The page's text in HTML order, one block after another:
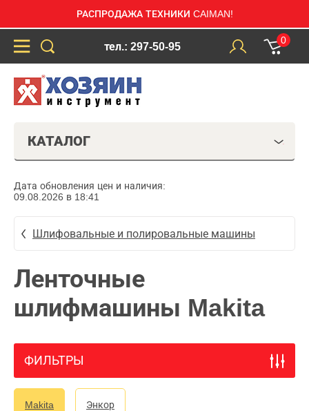
РАСПРОДАЖА ТЕХНИКИ CAIMAN!
тел.: 297-50-95
0
КАТАЛОГ
Дата обновления цен и наличия:
09.08.2026 в 18:41
Шлифовальные и полировальные машины
Ленточные
шлифмашины Makita
ФИЛЬТРЫ
Makita Энкор